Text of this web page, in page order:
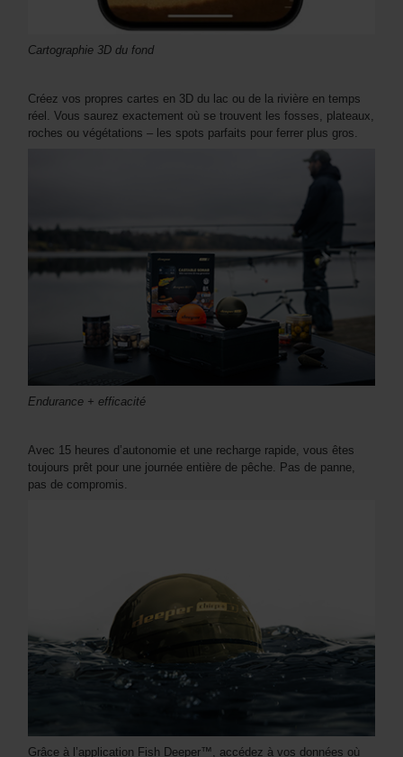
Cartographie 3D du fond
Créez vos propres cartes en 3D du lac ou de la rivière en temps
réel. Vous saurez exactement où se trouvent les fosses, plateaux,
roches ou végétations – les spots parfaits pour ferrer plus gros.
Endurance + efficacité
Avec 15 heures d’autonomie et une recharge rapide, vous êtes
toujours prêt pour une journée entière de pêche. Pas de panne,
pas de compromis.
Grâce à l’application Fish Deeper™, accédez à vos données où